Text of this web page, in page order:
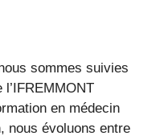
sommes suivies
en médecin
nous évoluons entre